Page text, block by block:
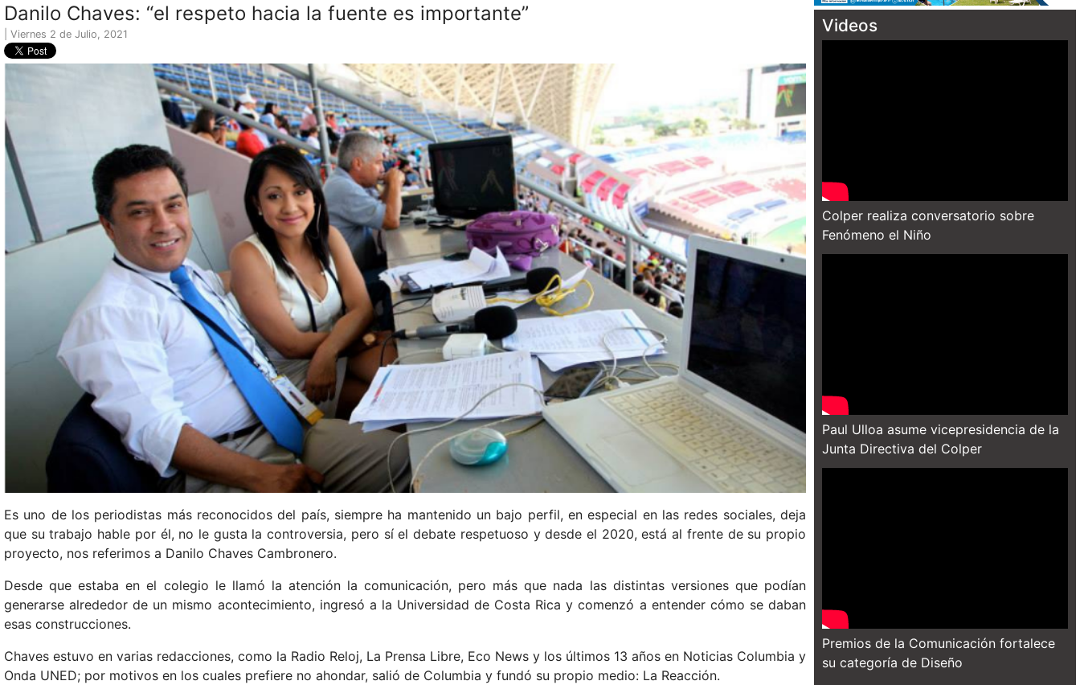
Danilo Chaves: “el respeto hacia la fuente es importante”
| Viernes 2 de Julio, 2021
Es uno de los periodistas más reconocidos del país, siempre ha mantenido un bajo perfil, en especial en las redes sociales, deja
que su trabajo hable por él, no le gusta la controversia, pero sí el debate respetuoso y desde el 2020, está al frente de su propio
proyecto, nos referimos a Danilo Chaves Cambronero.
Desde que estaba en el colegio le llamó la atención la comunicación, pero más que nada las distintas versiones que podían
generarse alrededor de un mismo acontecimiento, ingresó a la Universidad de Costa Rica y comenzó a entender cómo se daban
esas construcciones.
Chaves estuvo en varias redacciones, como la Radio Reloj, La Prensa Libre, Eco News y los últimos 13 años en Noticias Columbia y
Onda UNED; por motivos en los cuales prefiere no ahondar, salió de Columbia y fundó su propio medio: La Reacción.
Videos
Colper realiza conversatorio sobre
Fenómeno el Niño
Paul Ulloa asume vicepresidencia de la
Junta Directiva del Colper
Premios de la Comunicación fortalece
su categoría de Diseño